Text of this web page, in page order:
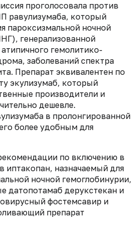
проголосовала против
равулизумаба, который
пароксизмальной ночной
генерализованной
гемолитико-
заболеваний спектра
Препарат эквивалентен по
экулизумаб, который
производители и
дешевле.
в пролонгированной
более удобным для
по включению в
назначаемый для
ночной гемоглобинурии,
датопотамаб дерукстекан и
фостемсавир и
препарат